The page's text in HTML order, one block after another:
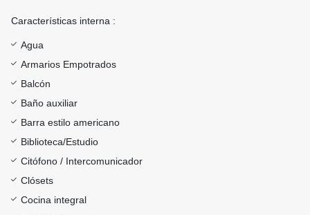
Características interna :
Agua
Armarios Empotrados
Balcón
Baño auxiliar
Barra estilo americano
Biblioteca/Estudio
Citófono / Intercomunicador
Clósets
Cocina integral